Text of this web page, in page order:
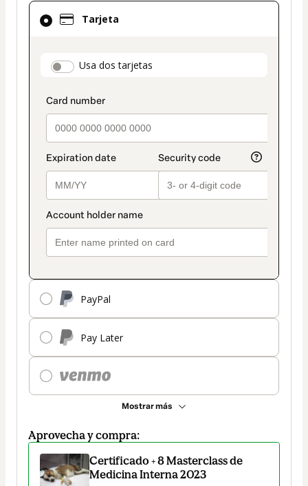
Tarjeta
payment_data.section_title_v2
Usa dos tarjetas
PayPal
Pay Later
Mostrar más
El
método
seleccionado
Tarjeta
Aprovecha y compra:
Certificado + 8 Masterclass de
Medicina Interna 2023